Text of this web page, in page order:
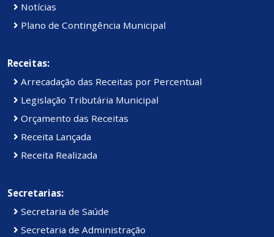
Notícias
Plano de Contingência Municipal
Receitas:
Arrecadação das Receitas por Percentual
Legislação Tributária Municipal
Orçamento das Receitas
Receita Lançada
Receita Realizada
Secretarias:
Secretaria de Saúde
Secretaria de Administração